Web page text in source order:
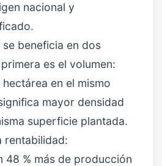
nacional y
beneficia en dos
es el volumen:
en el mismo
mayor densidad
superficie plantada.
rentabilidad:
48 % más de producción